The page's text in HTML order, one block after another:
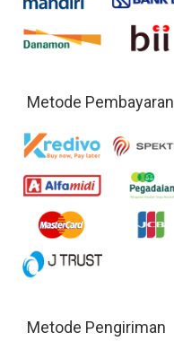
Metode Pembayaran
Metode Pengiriman